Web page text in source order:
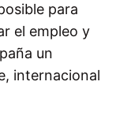
para
el empleo y
un
internacional